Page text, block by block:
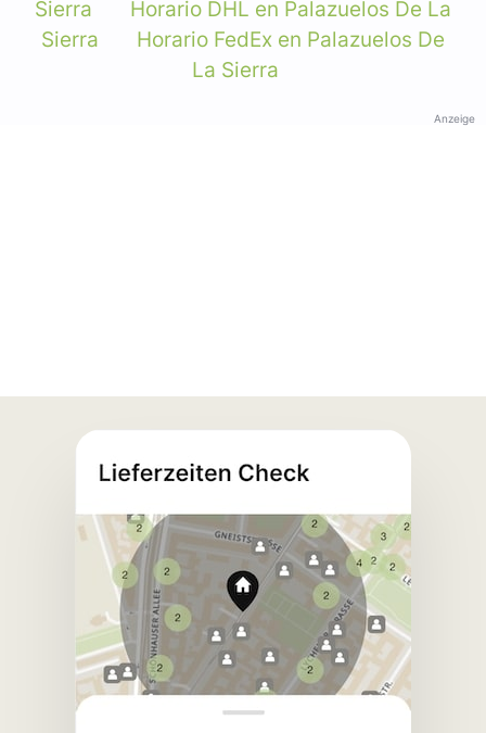
Sierra
Horario DHL en Palazuelos De La
Sierra
Horario FedEx en Palazuelos De
La Sierra
Anzeige